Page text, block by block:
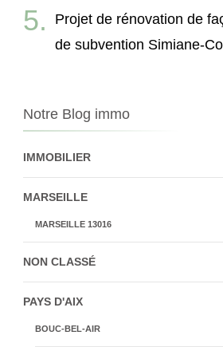
Projet de rénovation de
de subvention Simiane-
Notre Blog immo
IMMOBILIER
MARSEILLE
MARSEILLE 13016
NON CLASSÉ
PAYS D'AIX
BOUC-BEL-AIR